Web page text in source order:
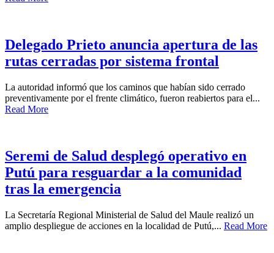
Delegado Prieto anuncia apertura de las
rutas cerradas por sistema frontal
La autoridad informó que los caminos que habían sido cerrado
preventivamente por el frente climático, fueron reabiertos para el...
Read More
Seremi de Salud desplegó operativo en
Putú para resguardar a la comunidad
tras la emergencia
La Secretaría Regional Ministerial de Salud del Maule realizó un
amplio despliegue de acciones en la localidad de Putú,... Read More